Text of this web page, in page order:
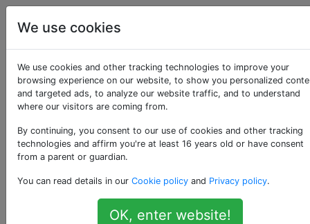
Unix & Linux
Perché e come sono
eseguibili alcune
librerie condivise,
come se fossero
eseguibili?
We use cookies
We use cookies and other tracking technologies to improve your
browsing experience on our website, to show you personalized
and targeted ads, to analyze our website traffic, and to understand
where our visitors are coming from.
By continuing, you consent to our use of cookies and other tracking
technologies and affirm you're at least 16 years old or have consent
from a parent or guardian.
You can read details in our Cookie policy and Privacy policy.
OK, enter website!